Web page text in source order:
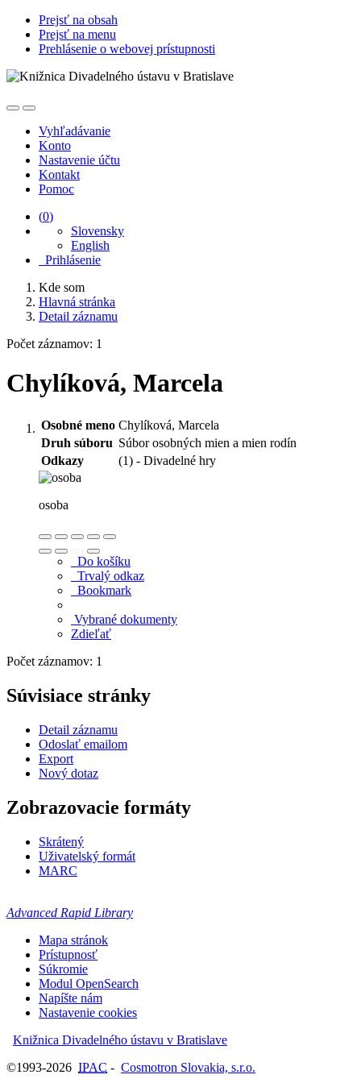
Prejsť na obsah
Prejsť na menu
Prehlásenie o webovej prístupnosti
Vyhľadávanie
Konto
Nastavenie účtu
Kontakt
Pomoc
(0)
Slovensky
English
Prihlásenie
Kde som
Hlavná stránka
Detail záznamu
Počet záznamov: 1
Chylíková, Marcela
Osobné meno Chylíková, Marcela
Druh súboru Súbor osobných mien a mien rodín
Odkazy
(1) - Divadelné hry
osoba
Do košíku
Trvalý odkaz
Bookmark
Vybrané dokumenty
Zdieľať
Počet záznamov: 1
Súvisiace stránky
Detail záznamu
Odoslať emailom
Export
Nový dotaz
Zobrazovacie formáty
Skrátený
Uživatelský formát
MARC
Advanced Rapid Library
Mapa stránok
Prístupnosť
Súkromie
Modul OpenSearch
Napíšte nám
Nastavenie cookies
Knižnica Divadelného ústavu v Bratislave
©1993-2026 IPAC - Cosmotron Slovakia, s.r.o.